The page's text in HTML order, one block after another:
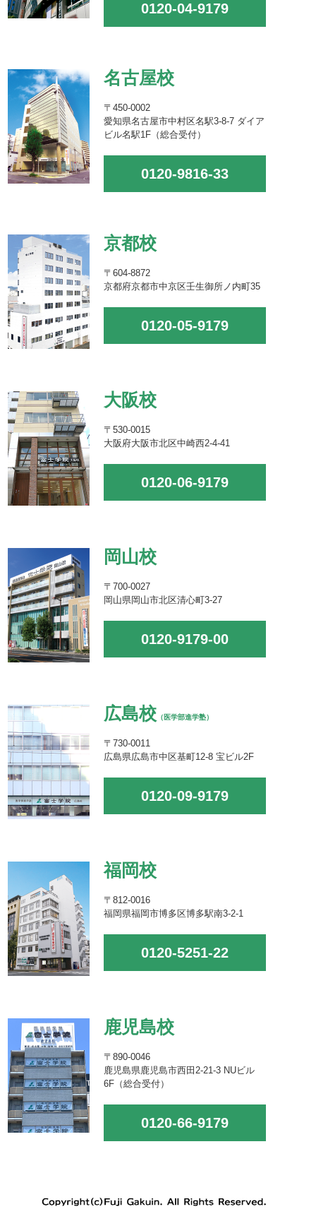
0120-04-9179
名古屋校
〒450-0002
愛知県名古屋市中村区名駅3-8-7 ダイア
ビル名駅1F（総合受付）
0120-9816-33
京都校
〒604-8872
京都府京都市中京区壬生御所ノ内町35
0120-05-9179
大阪校
〒530-0015
大阪府大阪市北区中崎西2-4-41
0120-06-9179
岡山校
〒700-0027
岡山県岡山市北区清心町3-27
0120-9179-00
広島校 （医学部進学塾）
〒730-0011
広島県広島市中区基町12-8 宝ビル2F
0120-09-9179
福岡校
〒812-0016
福岡県福岡市博多区博多駅南3-2-1
0120-5251-22
鹿児島校
〒890-0046
鹿児島県鹿児島市西田2-21-3 NUビル
6F（総合受付）
0120-66-9179